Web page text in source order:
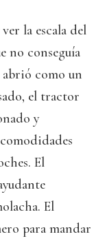
la escala del
no conseguía
abrió como un
el tractor
y
El
El
para mandar